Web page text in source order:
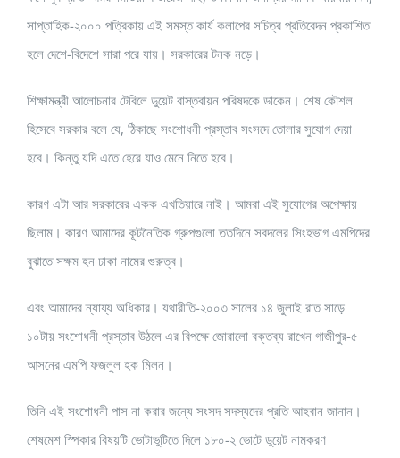
সাপ্তাহিক-২০০০ পত্রিকায় এই সমস্ত কার্য কলাপের সচিত্র প্রতিবেদন প্রকাশিত
হলে দেশে-বিদেশে সারা পরে যায়। সরকারের টনক নড়ে।
শিক্ষামন্ত্রী আলোচনার টেবিলে ডুয়েট বাস্তবায়ন পরিষদকে ডাকেন। শেষ কৌশল
হিসেবে সরকার বলে যে, ঠিকাছে সংশোধনী প্রস্তাব সংসদে তোলার সুযোগ দেয়া
হবে। কিন্তু যদি এতে হেরে যাও মেনে নিতে হবে।
কারণ এটা আর সরকারের একক এখতিয়ারে নাই। আমরা এই সুযোগের অপেক্ষায়
ছিলাম। কারণ আমাদের কূটনৈতিক গ্রুপগুলো ততদিনে সবদলের সিংহভাগ এমপিদের
বুঝাতে সক্ষম হন ঢাকা নামের গুরুত্ব।
এবং আমাদের ন্যায্য অধিকার। যথারীতি-২০০৩ সালের ১৪ জুলাই রাত সাড়ে
১০টায় সংশোধনী প্রস্তাব উঠলে এর বিপক্ষে জোরালো বক্তব্য রাখেন গাজীপুর-৫
আসনের এমপি ফজলুল হক মিলন।
তিনি এই সংশোধনী পাস না করার জন্যে সংসদ সদস্যদের প্রতি আহবান জানান।
শেষমেশ স্পিকার বিষয়টি ভোটাভুটিতে দিলে ১৮০-২ ভোটে ডুয়েট নামকরণ